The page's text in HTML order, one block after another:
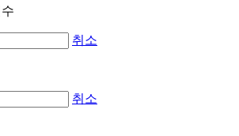
취소
취소